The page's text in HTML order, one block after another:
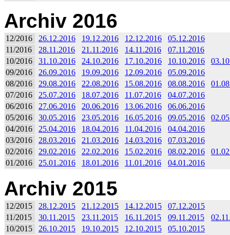
Archiv 2016
12/2016 26.12.2016 19.12.2016 12.12.2016
05.12.2016
11/2016
28.11.2016 21.11.2016 14.11.2016
07.11.2016
10/2016
31.10.2016 24.10.2016 17.10.2016 10.10.2016
09/2016
26.09.2016 19.09.2016 12.09.2016
05.09.2016
08/2016
29.08.2016 22.08.2016 15.08.2016 08.08.2016
07/2016
25.07.2016 18.07.2016 11.07.2016
04.07.2016
06/2016
27.06.2016 20.06.2016 13.06.2016
06.06.2016
05/2016
30.05.2016 23.05.2016 16.05.2016 09.05.2016
04/2016
25.04.2016 18.04.2016 11.04.2016
04.04.2016
03/2016
28.03.2016 21.03.2016 14.03.2016
07.03.2016
02/2016
29.02.2016 22.02.2016 15.02.2016 08.02.2016
01/2016
25.01.2016 18.01.2016 11.01.2016 04.01.2016
Archiv 2015
12/2015 28.12.2015 21.12.2015 14.12.2015
07.12.2015
11/2015
30.11.2015 23.11.2015 16.11.2015 09.11.2015
10/2015
26.10.2015 19.10.2015 12.10.2015
05.10.2015